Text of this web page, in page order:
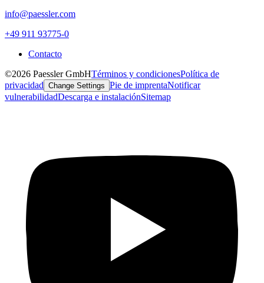
info@paessler.com
+49 911 93775-0
Contacto
©2026 Paessler GmbHTérminos y condicionesPolítica de
privacidad Change Settings Pie de imprentaNotificar
vulnerabilidadDescarga e instalaciónSitemap